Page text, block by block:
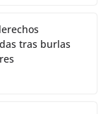
tras burlas